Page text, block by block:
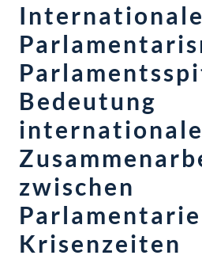
Bedeutung
zwischen
Krisenzeiten